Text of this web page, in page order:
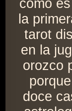
como
la
tarot
en la
orozco
doce